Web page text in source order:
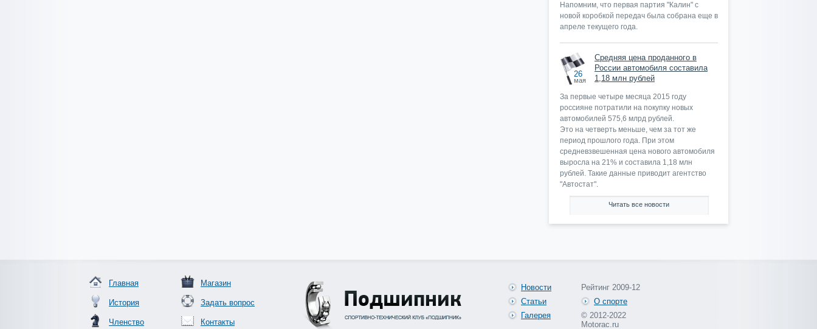
Напомним, что первая партия "Калин" с
новой коробкой передач была собрана еще в
апреле текущего года.
26
мая
Средняя цена проданного в
России автомобиля составила
1,18 млн рублей
За первые четыре месяца 2015 году
россияне потратили на покупку новых
автомобилей 575,6 млрд рублей.
Это на четверть меньше, чем за тот же
период прошлого года. При этом
средневзвешенная цена нового автомобиля
выросла на 21% и составила 1,18 млн
рублей. Такие данные приводит агентство
"Автостат".
Читать все новости
Главная
История
Членство
Магазин
Задать вопрос
Контакты
Новости
Статьи
Галерея
Рейтинг 2009-12
О спорте
© 2012-2022
Motorac.ru